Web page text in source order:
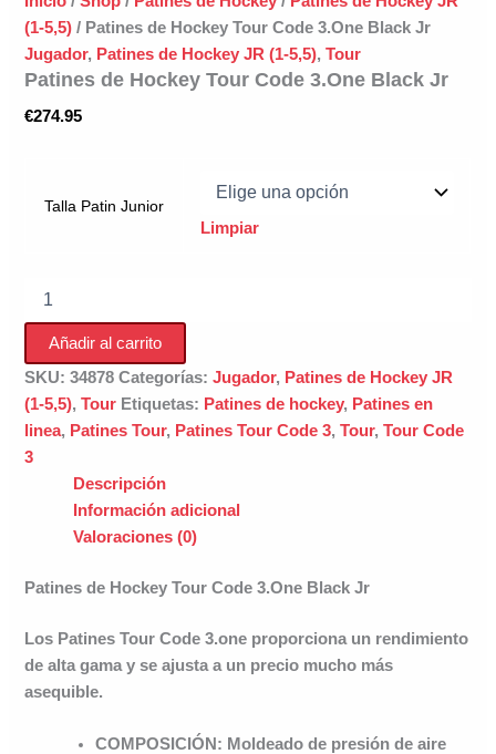
(1-5,5) / Patines de Hockey Tour Code 3.One Black Jr
Jugador, Patines de Hockey JR (1-5,5),Tour
Patines de Hockey Tour Code 3.One Black Jr
€274.95
Talla Patin Junior
Limpiar
Tour
Code
3.One
Black
cantidad
Añadir al carrito
SKU:34878 Categorías:Jugador, Patines de Hockey JR
(1-5,5),Tour Etiquetas: Patines de hockey, Patines en
linea, Patines Tour, Patines Tour Code 3,Tour,Tour Code
3
Descripción
Información adicional
Valoraciones (0)
Patines de Hockey Tour Code 3.One Black Jr
Los PatinesTour Code 3.one proporciona un rendimiento
de alta gama y se ajusta a un precio mucho más
asequible.
COMPOSICIÓN: Moldeado de presión de aire